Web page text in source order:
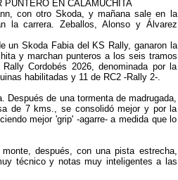
EN CALAMUCHITA
con otro Skoda, y mañana sale en la
la carrera. Zeballos, Alonso y Álvarez
un Skoda Fabia del KS Rally, ganaron la
y marchan punteros a los seis tramos
Cordobés 2026, denominada por la
habilitadas y 11 de RC2 -Rally 2-.
Después de una tormenta de madrugada,
de 7 kms., se consolidó mejor y por la
mejor 'grip' -agarre- a medida que lo
después, con una pista estrecha,
técnico y notas muy inteligentes a las